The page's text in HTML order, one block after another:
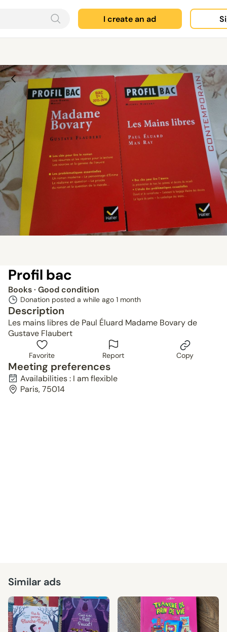
I create an ad
Profil bac
Books· Good condition
Donation posted a while ago 1 month
Description
Les mains libres de Paul Éluard Madame Bovary de
Gustave Flaubert
Favorite Report Copy
Meeting preferences
Availabilities : I am flexible
Paris, 75014
Similar ads